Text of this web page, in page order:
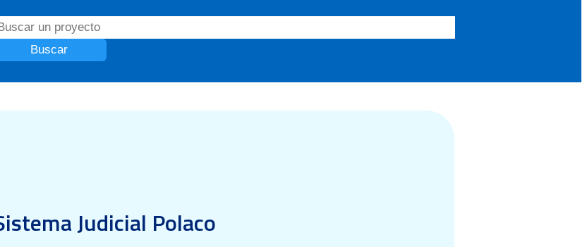
Buscar
Judicial Polaco